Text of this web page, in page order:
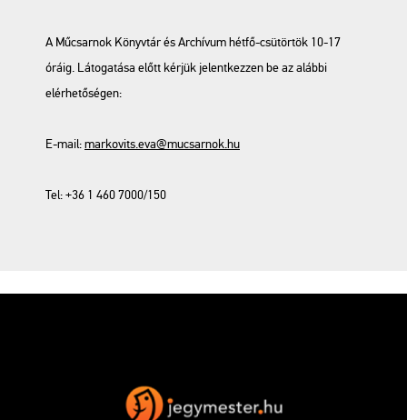
A Műcsarnok Könyvtár és Archívum hétfő-csütörtök 10-17
óráig. Látogatása előtt kérjük jelentkezzen be az alábbi
elérhetőségen:
E-mail:markovits.eva@mucsarnok.hu
Tel: +36 1 460 7000/150